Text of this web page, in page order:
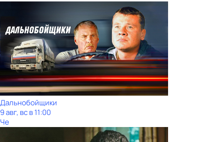
Дальнобойщики
9 авг, вс в 11:00
Че